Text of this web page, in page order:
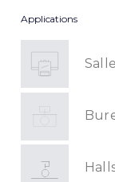
Applications